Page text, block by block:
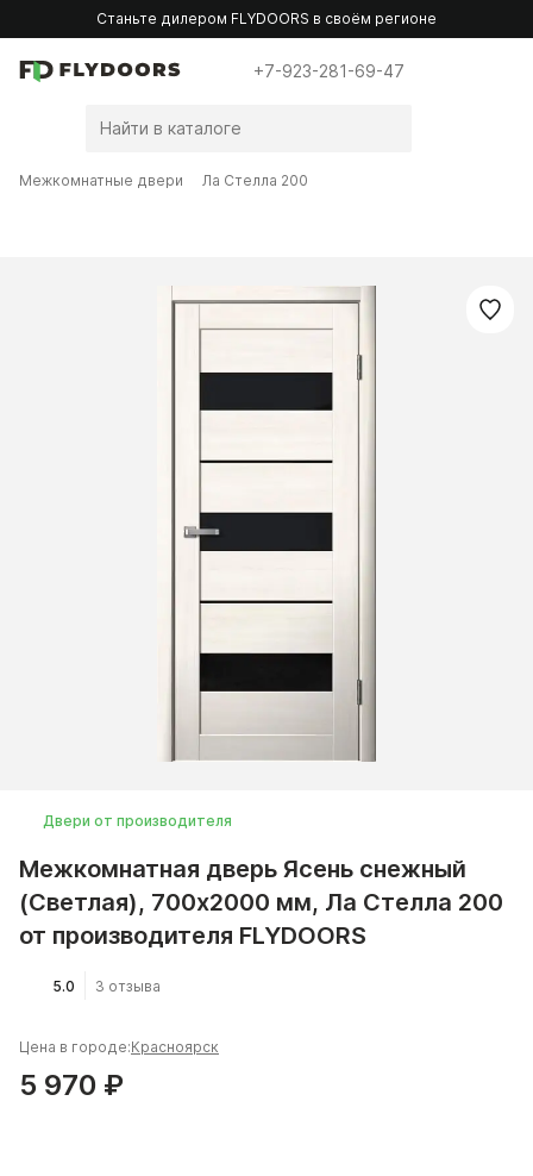
Станьте дилером FLYDOORS в своём регионе
+7-923-281-69-47
Межкомнатные двери Ла Стелла 200
Двери от производителя
Межкомнатная дверь Ясень снежный
(Светлая), 700x2000 мм, Ла Стелла 200
от производителя FLYDOORS
5.0 3 отзыва
Цена в городе:Красноярск
5 970 ₽